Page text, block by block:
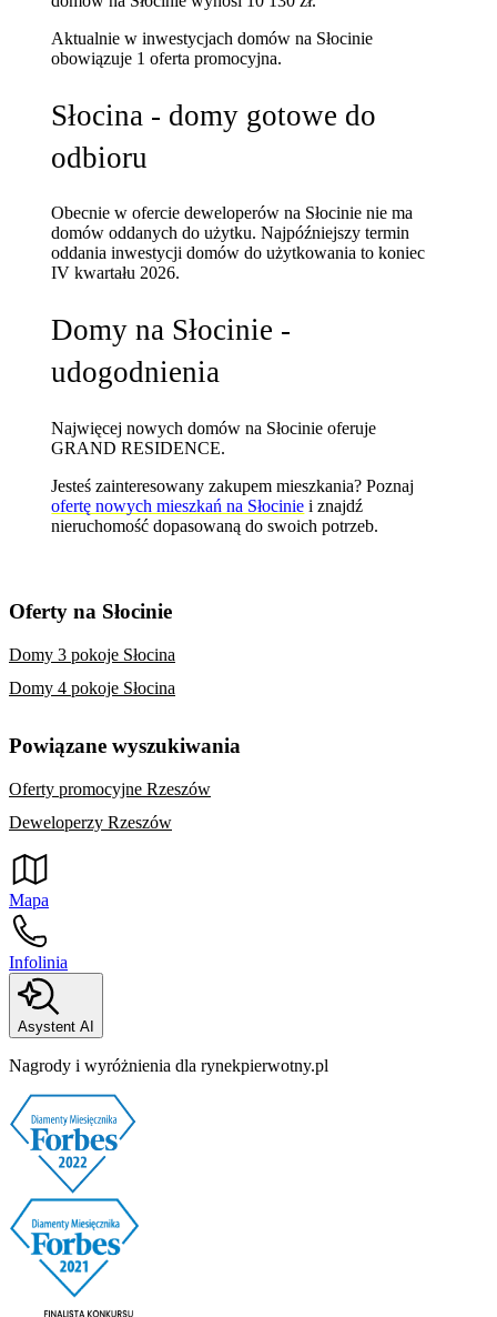
Aktualnie w inwestycjach domów na Słocinie
obowiązuje 1 oferta promocyjna.
Słocina - domy gotowe do
odbioru
Obecnie w ofercie deweloperów na Słocinie nie ma
domów oddanych do użytku. Najpóźniejszy termin
oddania inwestycji domów do użytkowania to koniec
IV kwartału 2026.
Domy na Słocinie -
udogodnienia
Najwięcej nowych domów na Słocinie oferuje
GRAND RESIDENCE.
Jesteś zainteresowany zakupem mieszkania? Poznaj
ofertę nowych mieszkań na Słocinie i znajdź
nieruchomość dopasowaną do swoich potrzeb.
Oferty na Słocinie
Domy 3 pokoje Słocina
Domy 4 pokoje Słocina
Powiązane wyszukiwania
Oferty promocyjne Rzeszów
Deweloperzy Rzeszów
Mapa
Infolinia
Asystent AI
Nagrody i wyróżnienia dla rynekpierwotny.pl